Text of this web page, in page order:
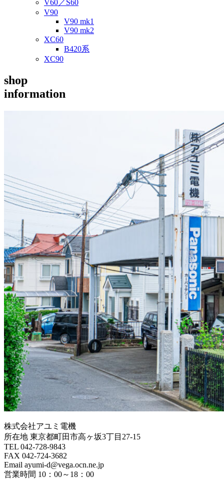
V60／S60
V90
V90 mk1
V90 mk2
XC60
B420系
XC90
shop
information
株式会社アユミ電機
所在地 東京都町田市高ヶ坂3丁目27‐15
TEL 042-728-9843
FAX 042-724-3682
Email ayumi-d@vega.ocn.ne.jp
営業時間 10：00～18：00